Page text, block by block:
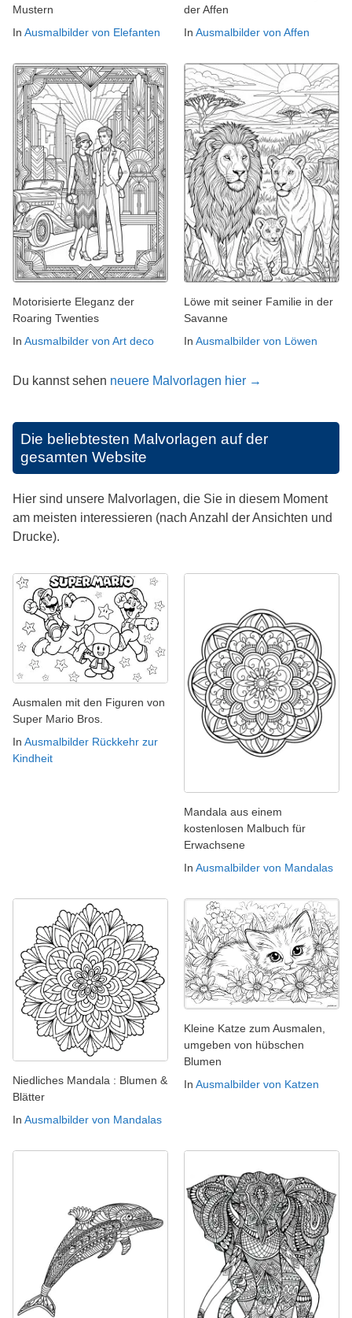
Mustern
In Ausmalbilder von Elefanten
der Affen
In Ausmalbilder von Affen
Motorisierte Eleganz der
Roaring Twenties
In Ausmalbilder von Art deco
Löwe mit seiner Familie in der
Savanne
In Ausmalbilder von Löwen
Du kannst sehen neuere Malvorlagen hier →
Die beliebtesten Malvorlagen auf der
gesamten Website
Hier sind unsere Malvorlagen, die Sie in diesem Moment
am meisten interessieren (nach Anzahl der Ansichten und
Drucke).
Ausmalen mit den Figuren von
Super Mario Bros.
In Ausmalbilder Rückkehr zur
Kindheit
Mandala aus einem
kostenlosen Malbuch für
Erwachsene
In Ausmalbilder von Mandalas
Niedliches Mandala : Blumen &
Blätter
In Ausmalbilder von Mandalas
Kleine Katze zum Ausmalen,
umgeben von hübschen
Blumen
In Ausmalbilder von Katzen